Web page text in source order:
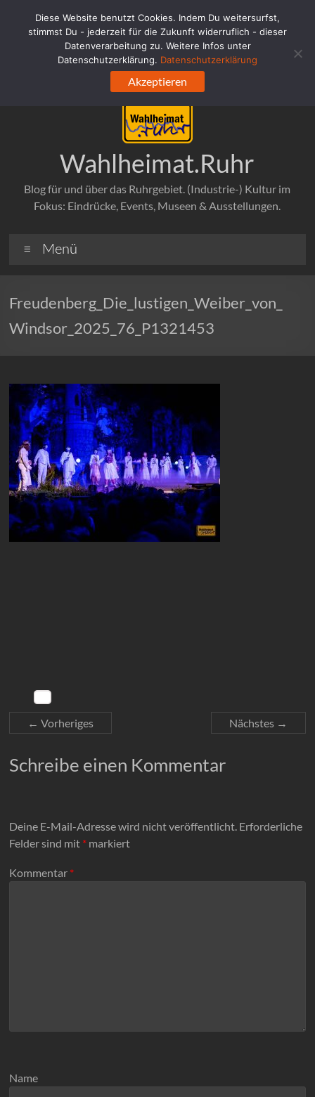
springen
Wahlheimat.Ruhr
Blog für und über das Ruhrgebiet. (Industrie-) Kultur im
Fokus: Eindrücke, Events, Museen & Ausstellungen.
Menü
Freudenberg_Die_lustigen_Weiber_von_
Windsor_2025_76_P1321453
← Vorheriges Nächstes →
Schreibe einen Kommentar
Deine E-Mail-Adresse wird nicht veröffentlicht. Erforderliche
Felder sind mit * markiert
Kommentar *
Name
Diese Website benutzt Cookies. Indem Du weitersurfst,
stimmst Du - jederzeit für die Zukunft widerruflich - dieser
Datenverarbeitung zu. Weitere Infos unter
Datenschutzerklärung. Datenschutzerklärung
Akzeptieren